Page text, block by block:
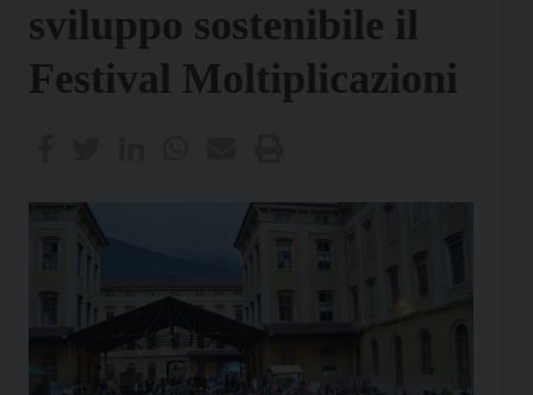
sviluppo sostenibile il
Festival Moltiplicazioni